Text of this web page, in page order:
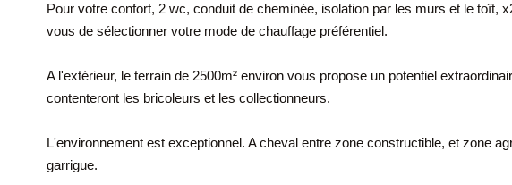
Pour votre confort, 2 wc, conduit de cheminée, isolation par les murs et le toît,
vous de sélectionner votre mode de chauffage préférentiel.
A l'extérieur, le terrain de 2500m² environ vous propose un potentiel
contenteront les bricoleurs et les collectionneurs.
L'environnement est exceptionnel. A cheval entre zone constructible, et zone
garrigue.